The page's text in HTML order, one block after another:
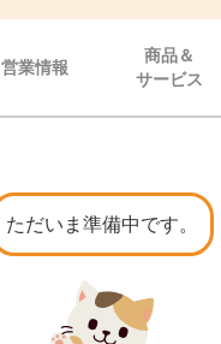
営業情報
商品＆
サービス
ただいま準備中です。